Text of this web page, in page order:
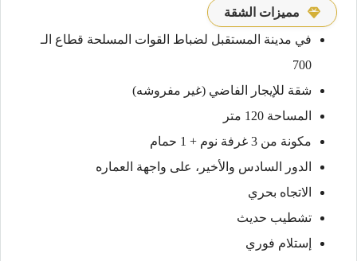
مميزات الشقة
في مدينة المستقبل لضباط القوات المسلحة قطاع الـ
700
شقة للإيجار الفاضي (غير مفروشه)
المساحة 120 متر
مكونة من 3 غرفة نوم + 1 حمام
الدور السادس والأخير، على واجهة العماره
الاتجاه بحري
تشطيب حديث
إستلام فوري